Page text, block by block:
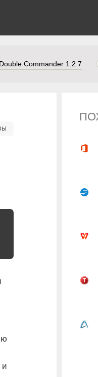
Double Commander 1.2.7
и